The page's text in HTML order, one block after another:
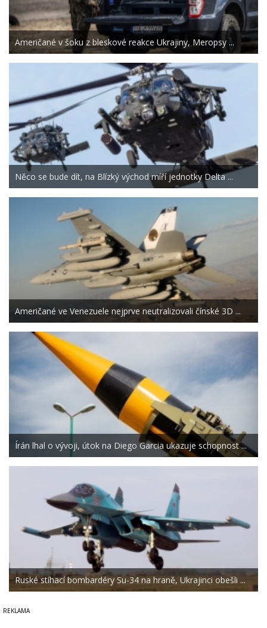
Američané v šoku z bleskové reakce Ukrajiny, Meropsy ...
Něco se bude dít, na Blízký východ míří jednotky Delta ...
Američané ve Venezuele nejprve neutralizovali čínské 3D ...
Írán lhal o vývoji, útok na Diego Garcia ukazuje schopnost ...
Ruské stíhací bombardéry Su-34 na hraně, Ukrajinci obešli ...